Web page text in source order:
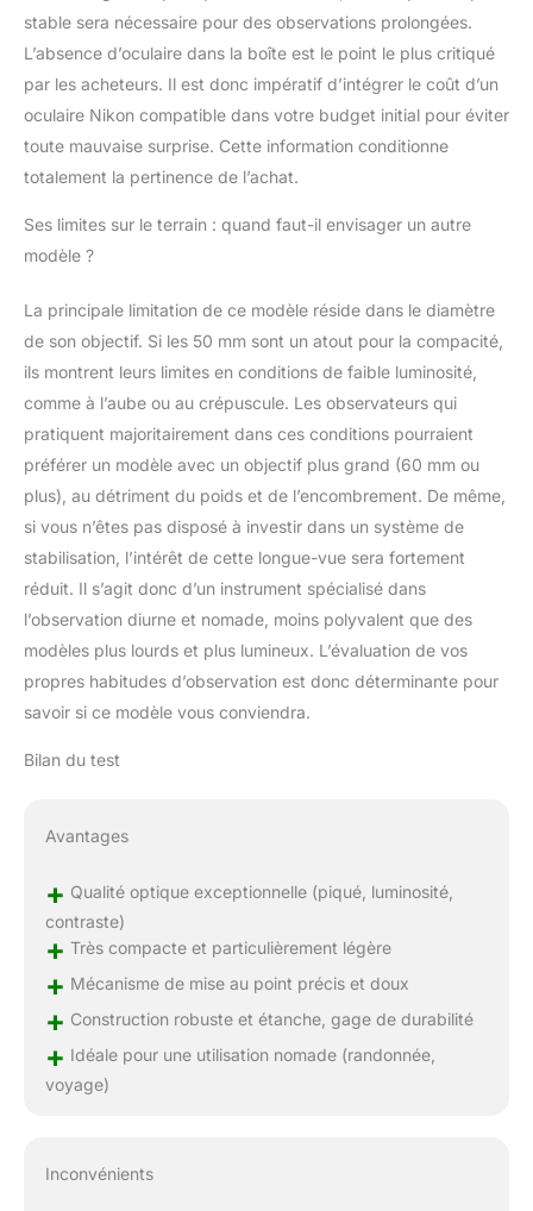
stable sera nécessaire pour des observations prolongées.
L’absence d’oculaire dans la boîte est le point le plus critiqué
par les acheteurs. Il est donc impératif d’intégrer le coût d’un
oculaire Nikon compatible dans votre budget initial pour éviter
toute mauvaise surprise. Cette information conditionne
totalement la pertinence de l’achat.
Ses limites sur le terrain : quand faut-il envisager un autre
modèle ?
La principale limitation de ce modèle réside dans le diamètre
de son objectif. Si les 50 mm sont un atout pour la compacité,
ils montrent leurs limites en conditions de faible luminosité,
comme à l’aube ou au crépuscule. Les observateurs qui
pratiquent majoritairement dans ces conditions pourraient
préférer un modèle avec un objectif plus grand (60 mm ou
plus), au détriment du poids et de l’encombrement. De même,
si vous n’êtes pas disposé à investir dans un système de
stabilisation, l’intérêt de cette longue-vue sera fortement
réduit. Il s’agit donc d’un instrument spécialisé dans
l’observation diurne et nomade, moins polyvalent que des
modèles plus lourds et plus lumineux. L’évaluation de vos
propres habitudes d’observation est donc déterminante pour
savoir si ce modèle vous conviendra.
Bilan du test
Avantages
+ Qualité optique exceptionnelle (piqué, luminosité,
contraste)
+ Très compacte et particulièrement légère
+ Mécanisme de mise au point précis et doux
+ Construction robuste et étanche, gage de durabilité
+ Idéale pour une utilisation nomade (randonnée,
voyage)
Inconvénients